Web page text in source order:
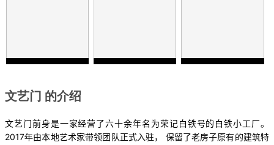
文艺门 的介绍
文艺门 前身是一家经营了六十余年名为荣记白铁号的白铁小工厂。
2017年由本地艺术家带领团队正式入驻，
保留了老房子原有的建筑特